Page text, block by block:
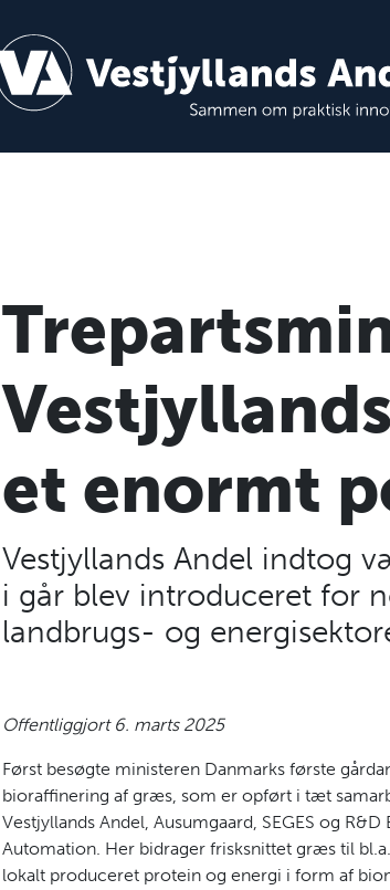
et enormt
Vestjyllands Andel indtog
i går blev introduceret for
landbrugs- og
Offentliggjort 6. marts 2025
Først besøgte ministeren Danmarks første
bioraffinering af græs, som er opført i tæt
Vestjyllands Andel, Ausumgaard, SEGES og R&D
Automation. Her bidrager frisksnittet græs til
lokalt produceret protein og energi i form af